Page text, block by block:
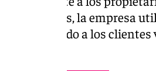
Además, la empresa
3D, facilitando a los